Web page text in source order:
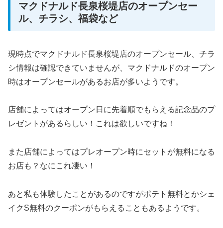
マクドナルド長泉桜堤店のオープンセー
ル、チラシ、福袋など
現時点でマクドナルド長泉桜堤店のオープンセール、チラ
シ情報は確認できていませんが、マクドナルドのオープン
時はオープンセールがあるお店が多いようです。
店舗によってはオープン日に先着順でもらえる記念品のプ
レゼントがあるらしい！これは欲しいですね！
また店舗によってはプレオープン時にセットが無料になる
お店も？なにこれ凄い！
あと私も体験したことがあるのですがポテト無料とかシェ
イクS無料のクーポンがもらえることもあるようです。